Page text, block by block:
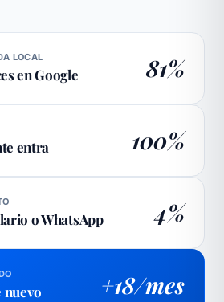
LOCAL
en Google 81%
entra 100%
o WhatsApp 4%
nuevo +18/mes